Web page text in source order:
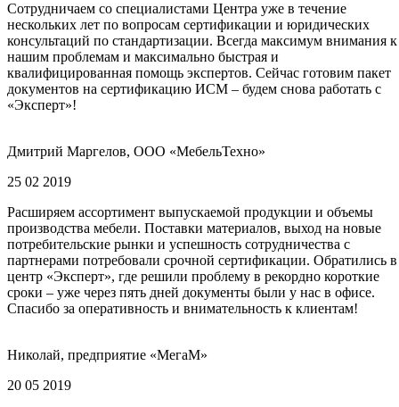
Сотрудничаем со специалистами Центра уже в течение
нескольких лет по вопросам сертификации и юридических
консультаций по стандартизации. Всегда максимум внимания к
нашим проблемам и максимально быстрая и
квалифицированная помощь экспертов. Сейчас готовим пакет
документов на сертификацию ИСМ – будем снова работать с
«Эксперт»!
Дмитрий Маргелов, ООО «МебельТехно»
25 02 2019
Расширяем ассортимент выпускаемой продукции и объемы
производства мебели. Поставки материалов, выход на новые
потребительские рынки и успешность сотрудничества с
партнерами потребовали срочной сертификации. Обратились в
центр «Эксперт», где решили проблему в рекордно короткие
сроки – уже через пять дней документы были у нас в офисе.
Спасибо за оперативность и внимательность к клиентам!
Николай, предприятие «МегаМ»
20 05 2019